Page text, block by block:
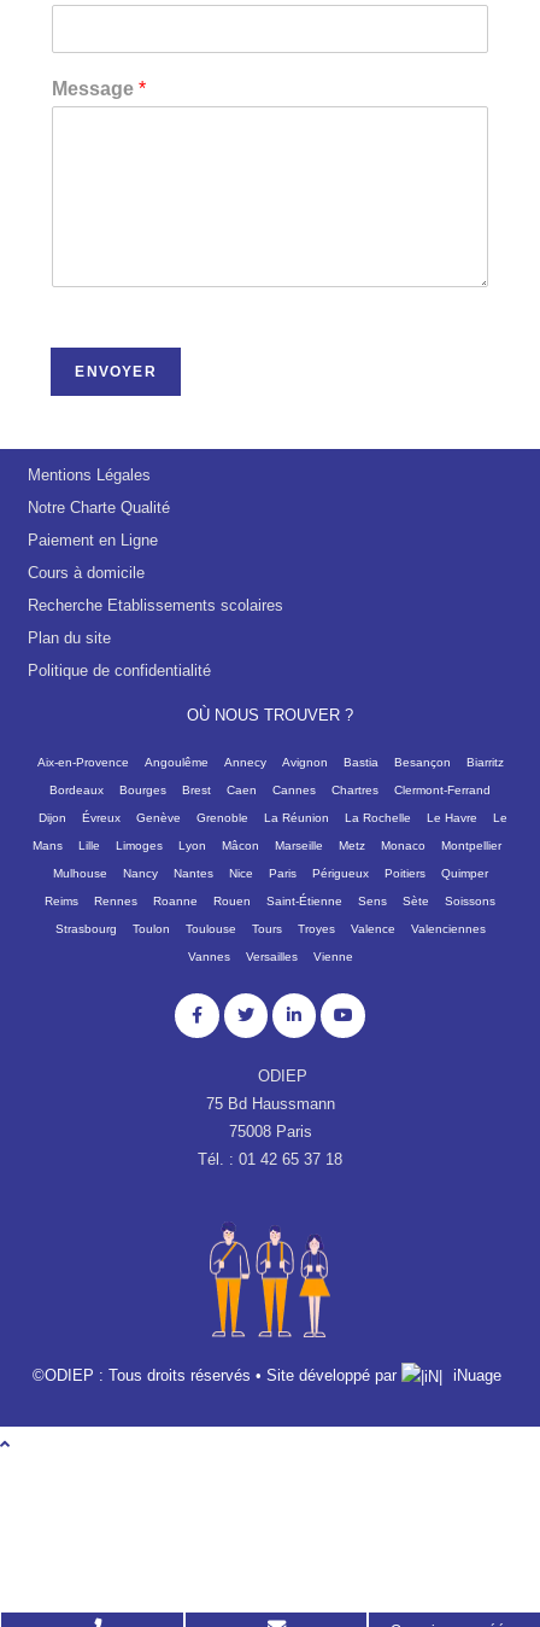
Message*
ENVOYER
Mentions Légales
Notre Charte Qualité
Paiement en Ligne
Cours à domicile
Recherche Etablissements scolaires
Plan du site
Politique de confidentialité
OÙ NOUS TROUVER ?
Aix-en-Provence Angoulême Annecy Avignon Bastia Besançon Biarritz
Bordeaux Bourges Brest Caen Cannes Chartres Clermont-Ferrand
Dijon Évreux Genève Grenoble La Réunion La Rochelle Le Havre Le
Mans Lille Limoges Lyon Mâcon Marseille Metz Monaco Montpellier
Mulhouse Nancy Nantes Nice Paris Périgueux Poitiers Quimper
Reims Rennes Roanne Rouen Saint-Étienne Sens Sète Soissons
Strasbourg Toulon Toulouse Tours Troyes Valence Valenciennes
Vannes Versailles Vienne
ODIEP
75 Bd Haussmann
75008 Paris
Tél. : 01 42 65 37 18
©ODIEP : Tous droits réservés • Site développé par iNuage